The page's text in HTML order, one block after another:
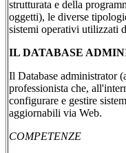
strutturata e della
oggetti), le diverse
sistemi operativi utilizzati
IL DATABASE
Il Database administrator
professionista che,
configurare e gestire
aggiornabili via Web.
COMPETENZE